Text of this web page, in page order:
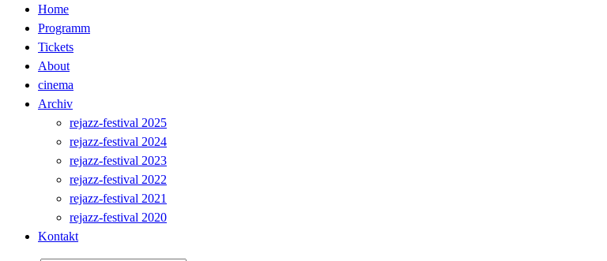
Home
Programm
Tickets
About
cinema
Archiv
rejazz-festival 2025
rejazz-festival 2024
rejazz-festival 2023
rejazz-festival 2022
rejazz-festival 2021
rejazz-festival 2020
Kontakt